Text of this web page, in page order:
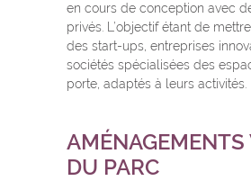
en cours de conception avec
privés. L’objectif étant de
des start-ups, entreprises
sociétés spécialisées des
porte, adaptés à leurs activités.
AMÉNAGEMENTS
DU PARC